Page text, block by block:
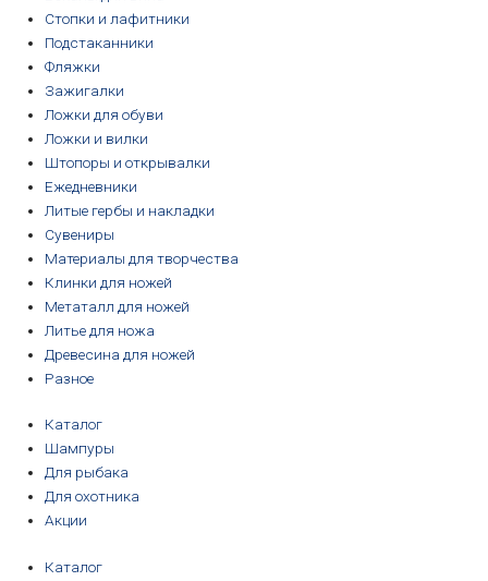
Стопки и лафитники
Подстаканники
Фляжки
Зажигалки
Ложки для обуви
Ложки и вилки
Штопоры и открывалки
Ежедневники
Литые гербы и накладки
Сувениры
Материалы для творчества
Клинки для ножей
Метаталл для ножей
Литье для ножа
Древесина для ножей
Разное
Каталог
Шампуры
Для рыбака
Для охотника
Акции
Каталог